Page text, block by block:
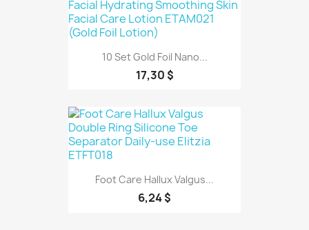
10 Set Gold Foil Nano...
17,30 $
Foot Care Hallux Valgus...
6,24 $